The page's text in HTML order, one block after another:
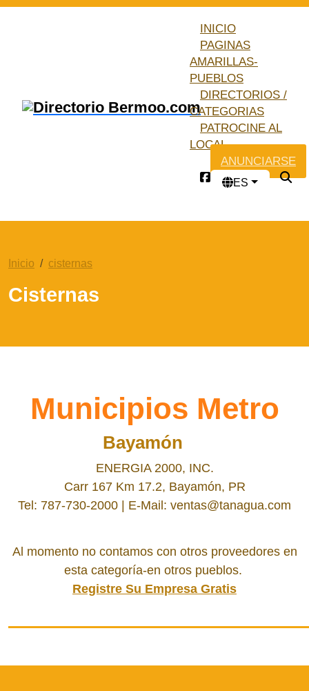
INICIO
PAGINAS
AMARILLAS-
PUEBLOS
DIRECTORIOS /
CATEGORIAS
PATROCINE AL
LOCAL
ANUNCIARSE
ES
Inicio cisternas
Cisternas
Municipios Metro
Bayamón
ENERGIA 2000, INC.
Carr 167 Km 17.2, Bayamón, PR
Tel: 787-730-2000 | E-Mail: ventas@tanagua.com
Al momento no contamos con otros proveedores en
esta categoría-en otros pueblos.
Registre Su Empresa Gratis